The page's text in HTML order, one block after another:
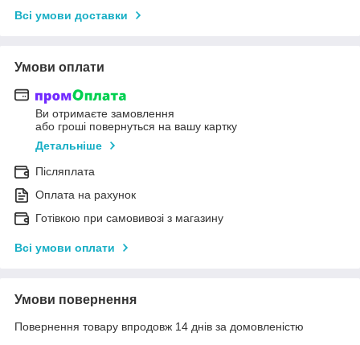
Всі умови доставки
Умови оплати
Ви отримаєте замовлення
або гроші повернуться на вашу картку
Детальніше
Післяплата
Оплата на рахунок
Готівкою при самовивозі з магазину
Всі умови оплати
Умови повернення
Повернення товару впродовж 14 днів за домовленістю